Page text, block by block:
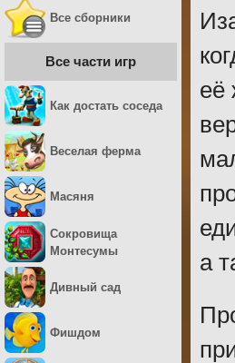
её
а
Все сборники
Все части игр
Как достать соседа
Веселая ферма
Масяня
Сокровища
Монтесумы
Дивный сад
Фишдом